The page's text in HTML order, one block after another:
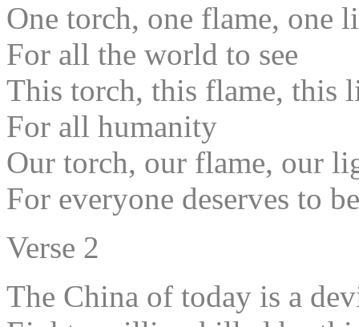
One torch, one flame, one
For all the world to see
This torch, this flame, this
For all humanity
Our torch, our flame, our
For everyone deserves to
Verse 2
The China of today is a